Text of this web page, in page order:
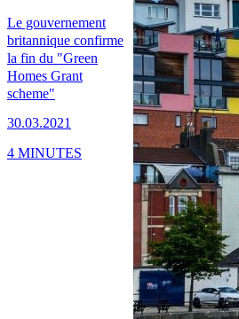
Le gouvernement
britannique confirme
la fin du "Green
Homes Grant
scheme"
30.03.2021
4 MINUTES